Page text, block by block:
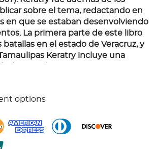
sobre el tema, redactando en
en que se estaban desenvolviendo
La primera parte de este libro
batallas en el estado de Veracruz, y
Keratry incluye una
options